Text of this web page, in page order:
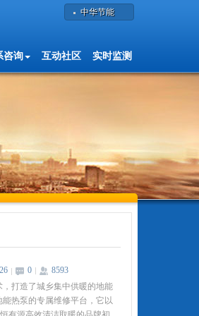
中华节能
咨询 互动社区 实时监测
0
8593
打造了城乡集中供暖的地能
热泵的专属维修平台，它以